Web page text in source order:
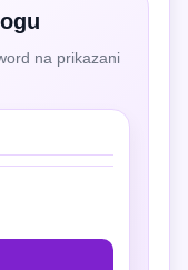
na prikazani